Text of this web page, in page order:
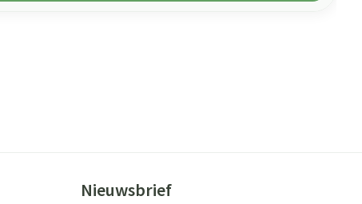
Nieuwsbrief